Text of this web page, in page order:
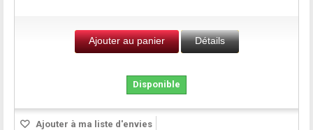
Ajouter au panier Détails
Disponible
Ajouter à ma liste d'envies